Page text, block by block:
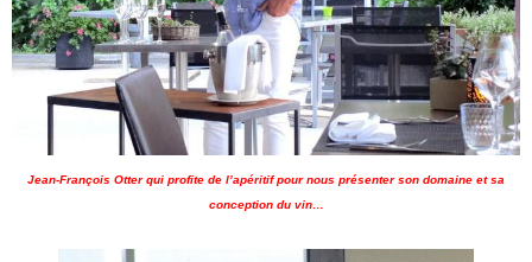
Jean-François Otter qui profite de l’apéritif pour nous présenter son domaine et sa
conception du vin…